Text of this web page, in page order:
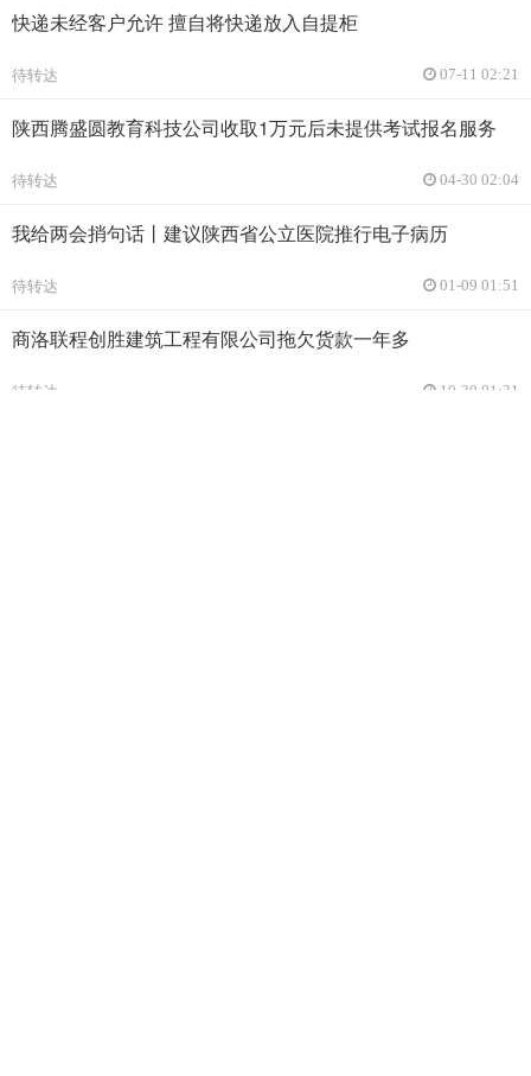
快递未经客户允许 擅自将快递放入自提柜
待转达 07-11 02:21
陕西腾盛圆教育科技公司收取1万元后未提供考试报名服务
待转达 04-30 02:04
我给两会捎句话丨建议陕西省公立医院推行电子病历
待转达 01-09 01:51
商洛联程创胜建筑工程有限公司拖欠货款一年多
待转达 10-30 01:31